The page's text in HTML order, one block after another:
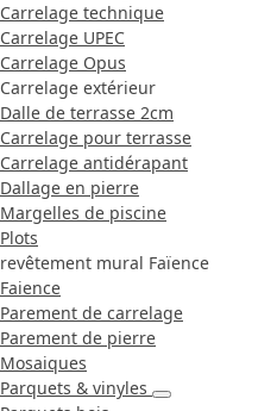
Carrelage technique
Carrelage UPEC
Carrelage Opus
Carrelage extérieur
Dalle de terrasse 2cm
Carrelage pour terrasse
Carrelage antidérapant
Dallage en pierre
Margelles de piscine
Plots
revêtement mural Faïence
Faience
Parement de carrelage
Parement de pierre
Mosaiques
Parquets & vinyles